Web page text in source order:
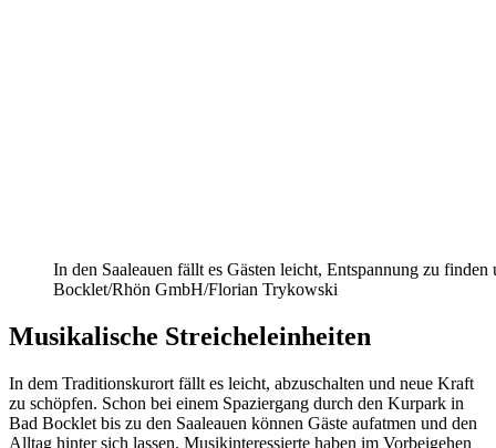
In den Saaleauen fällt es Gästen leicht, Entspannung zu
Bocklet/Rhön GmbH/Florian Trykowski
Musikalische Streicheleinheiten
In dem Traditionskurort fällt es leicht, abzuschalten und neue Kraft
zu schöpfen. Schon bei einem Spaziergang durch den Kurpark in
Bad Bocklet bis zu den Saaleauen können Gäste aufatmen und den
Alltag hinter sich lassen. Musikinteressierte haben im Vorbeigehen